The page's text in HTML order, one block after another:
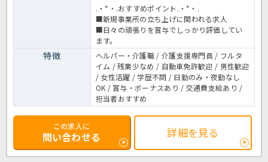
.・*・.おすすめポイント.・*・.
■新規事業所の立ち上げに関われる求人
■日々の頑張りを賞与でしっかり評価してい
ます。
特徴
ヘルパー・介護職 / 介護支援専門員 / フルタ
イム / 残業少なめ / 自動車免許歓迎 / 男性歓迎
/ 女性活躍 / 学歴不問 / 日勤のみ・夜勤なし
OK / 賞与・ボーナスあり / 交通費支給あり /
担当者おすすめ
この求人に
問い合わせる 詳細を見る